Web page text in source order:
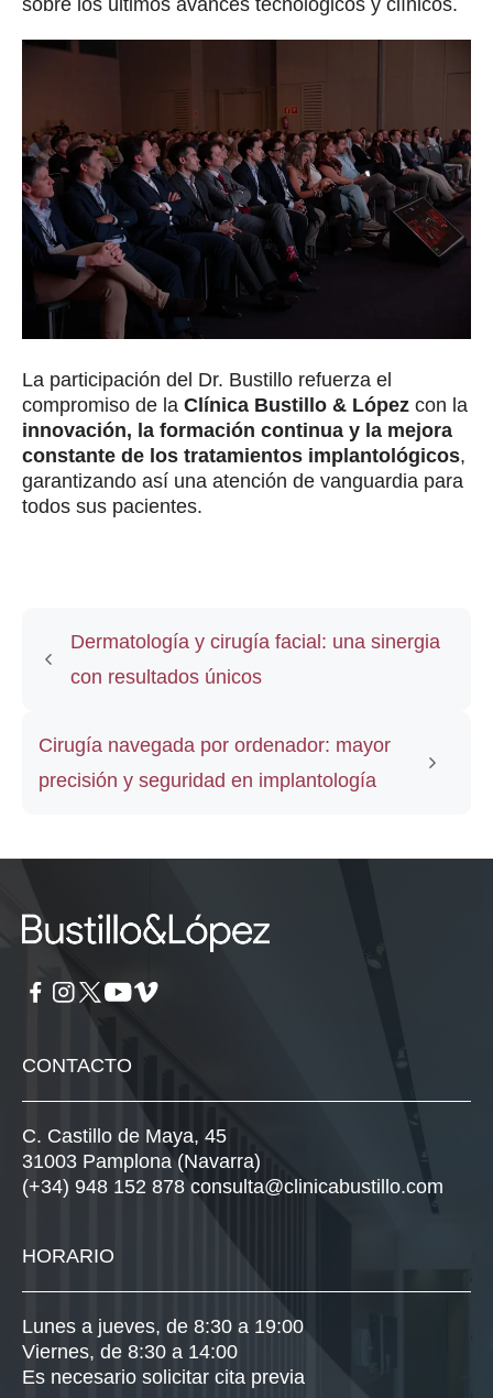
La participación del Dr. Bustillo refuerza el
compromiso de la Clínica Bustillo & López con la
innovación, la formación continua y la mejora
constante de los tratamientos implantológicos,
garantizando así una atención de vanguardia para
todos sus pacientes.
Dermatología y cirugía facial: una sinergia
con resultados únicos
Cirugía navegada por ordenador: mayor
precisión y seguridad en implantología
CONTACTO
C. Castillo de Maya, 45
31003 Pamplona (Navarra)
(+34) 948 152 878 consulta@clinicabustillo.com
HORARIO
Lunes a jueves, de 8:30 a 19:00
Viernes, de 8:30 a 14:00
Es necesario solicitar cita previa